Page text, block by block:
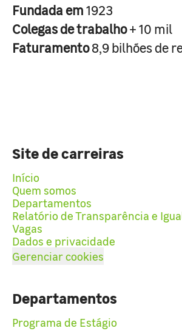
Fundada em1923
Colegas de trabalho+ 10 mil
Faturamento8,9 bilhões de
Site de carreiras
Início
Quem somos
Departamentos
Relatório de Transparência e
Vagas
Dados e privacidade
Gerenciar cookies
Departamentos
Programa de Estágio